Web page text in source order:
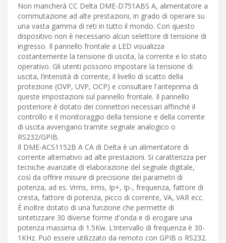
Non mancherà CC Delta DME-D751ABS A, alimentatore a
commutazione ad alte prestazioni, in grado di operare su
una vasta gamma di reti in tutto il mondo. Con questo
dispositivo non è necessario alcun selettore di tensione di
ingresso. Il pannello frontale a LED visualizza
costantemente la tensione di uscita, la corrente e lo stato
operativo. Gli utenti possono impostare la tensione di
uscita, l’intensità di corrente, il livello di scatto della
protezione (OVP, UVP, OCP) e consultare l'anteprima di
queste impostazioni sul pannello frontale. Il pannello
posteriore è dotato dei connettori necessari affinché il
controllo e il monitoraggio della tensione e della corrente
di uscita avvengano tramite segnale analogico o
RS232/GPIB.
Il DME-ACS1152B A CA di Delta è un alimentatore di
corrente alternativo ad alte prestazioni. Si caratterizza per
tecniche avanzate di elaborazione del segnale digitale,
così da offrire misure di precisione dei parametri di
potenza, ad es. Vrms, Irms, Ip+, Ip-, frequenza, fattore di
cresta, fattore di potenza, picco di corrente, VA, VAR ecc.
È inoltre dotato di una funzione che permette di
sintetizzare 30 diverse forme d'onda e di erogare una
potenza massima di 1.5Kw. L’intervallo di frequenza è 30-
1KHz. Può essere utilizzato da remoto con GPIB o RS232.